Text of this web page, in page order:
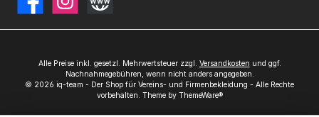
FacebookInstagramWebsite
Alle Preise inkl. gesetzl. Mehrwertsteuer zzgl. Versandkosten und ggf.
Nachnahmegebühren, wenn nicht anders angegeben.
© 2026 iq-team - Der Shop für Vereins- und Firmenbekleidung - Alle Rechte
vorbehalten. Theme by ThemeWare®